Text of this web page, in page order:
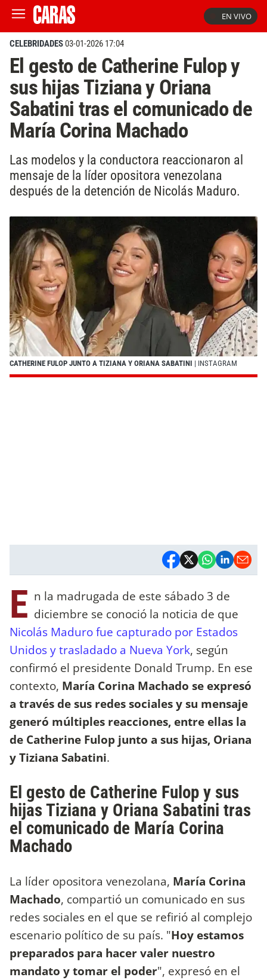
EN VIVO
CELEBRIDADES03-01-2026 17:04
El gesto de Catherine Fulop y
sus hijas Tiziana y Oriana
Sabatini tras el comunicado de
María Corina Machado
Las modelos y la conductora reaccionaron al
mensaje de la líder opositora venezolana
después de la detención de Nicolás Maduro.
CATHERINE FULOP JUNTO A TIZIANA Y ORIANA SABATINI | INSTAGRAM
E n la madrugada de este sábado 3 de
diciembre se conoció la noticia de que
Nicolás Maduro fue capturado por Estados
Unidos y trasladado a Nueva York, según
confirmó el presidente Donald Trump. En ese
contexto, María Corina Machado se expresó
a través de sus redes sociales y su mensaje
generó múltiples reacciones, entre ellas la
de Catherine Fulop junto a sus hijas, Oriana
y Tiziana Sabatini.
El gesto de Catherine Fulop y sus
hijas Tiziana y Oriana Sabatini tras
el comunicado de María Corina
Machado
La líder opositora venezolana, María Corina
Machado, compartió un comunicado en sus
redes sociales en el que se refirió al complejo
escenario político de su país. "Hoy estamos
preparados para hacer valer nuestro
mandato y tomar el poder", expresó en el